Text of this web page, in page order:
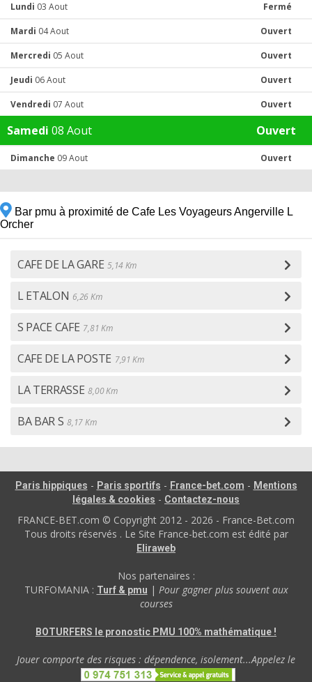
Lundi 03 Aout Fermé
Mardi 04 Aout Ouvert
Mercredi 05 Aout Ouvert
Jeudi 06 Aout Ouvert
Vendredi 07 Aout Ouvert
Samedi 08 Aout Ouvert
Dimanche 09 Aout Ouvert
Bar pmu à proximité de Cafe Les Voyageurs Angerville L
Orcher
CAFE DE LA GARE 5,14 Km
L ETALON 6,26 Km
S PACE CAFE 7,81 Km
CAFE DE LA POSTE 7,91 Km
LA TERRASSE 8,00 Km
BA BAR S 8,17 Km
Paris hippiques - Paris sportifs - France-bet.com - Mentions
légales & cookies - Contactez-nous
FRANCE-BET.com © Copyright 2012 - 2026 - France-Bet.com
Tous droits réservés . Le Site France-bet.com est édité par
Eliraweb
Nos partenaires :
TURFOMANIA : Turf & pmu | Pour gagner plus souvent aux
courses
BOTURFERS le pronostic PMU 100% mathématique !
Jouer comporte des risques : dépendence, isolement...Appelez le